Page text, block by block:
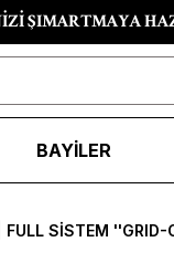
ŞIMARTMAYA
BAYİLER
FULL SİSTEM